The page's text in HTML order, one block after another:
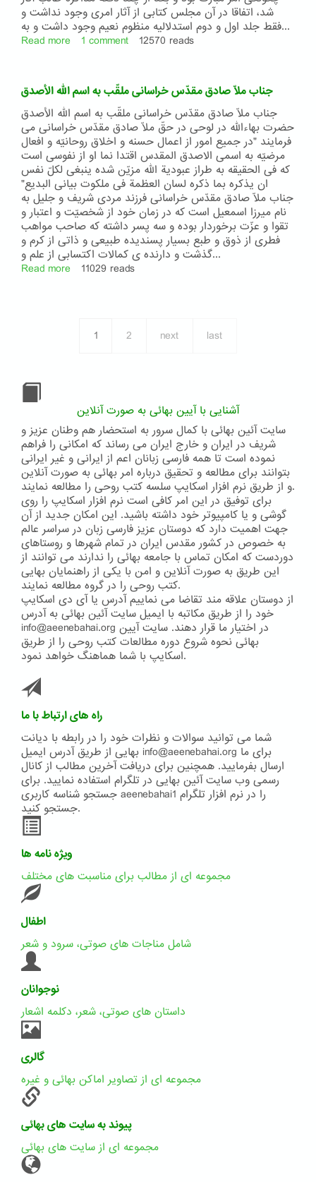
شد، اتفاقا در آن مجلس کتابی از آثار امری وجود نداشت و
فقط جلد اول و دوم استدلالیه منظوم نعیم وجود داشت و به...
Read more about
جناب
آقا
محمّد
نعیم
1 comment 12570 reads
جناب ملّا صادق مقدّس خراسانی ملقّب به اسم الله الأصدق
جناب ملّا صادق مقدّس خراسانی ملقّب به اسم الله الأصدق
حضرت بهاءالله در لوحی در حقّ ملّا صادق مقدّس خراسانی می
فرمایند "در جمیع امور از اعمال حسنه و اخلاق روحانیّه و افعال
مرضیّه به اسمی الاصدق المقدس اقتدا نما او از نفوسی است
که فی الحقیقه به طراز عبودیة الله مزیّن شده ینبغی لکلّ نفس
ان یذکره بما ذکره لسان العظمة فی ملکوت بیانی البدیع"
جناب ملّا صادق مقدّس خراسانی فرزند مردی شریف و جلیل به
نام میرزا اسمعیل است که در زمان خود از شخصیّت و اعتبار و
تقوا و عزّت برخوردار بوده و سه پسر داشته که صاحب مواهب
فطری از ذوق و طبع بسیار پسندیده طبیعی و ذاتی از کرم و
گذشت و دارنده ی کمالات اکتسابی از علم و...
Read more about
خراسانی
الأصدق
11029 reads
1 2 next last
آشنایی با آیین بهائی به صورت آنلاین
سایت آئین بهائی با کمال سرور به استحضار هم وطنان عزیز و
شریف در ایران و خارج ایران می رساند که امکانی را فراهم
نموده است تا همه فارسی زبانان اعم از ایرانی و غیر ایرانی
بتوانند برای مطالعه و تحقیق درباره امر بهائی به صورت آنلاین
و از طریق نرم افزار اسکایپ سلسه کتب روحی را مطالعه نمایند.
برای توفیق در این امر کافی است نرم افزار اسکایپ را روی
گوشی و یا کامپیوتر خود داشته باشید. این امکان جدید از آن
جهت اهمیت دارد که دوستان عزیز فارسی زبان در سراسر عالم
به خصوص در کشور مقدس ایران در تمام شهرها و روستاهای
دوردست که امکان تماس با جامعه بهائی را ندارند می توانند از
این طریق به صورت آنلاین و امن با یکی از راهنمایان بهایی
کتب روحی را در گروه مطالعه نمایند.
از دوستان علاقه مند تقاضا می نماییم آدرس یا آی دی اسکایپ
خود را از طریق مکاتبه با ایمیل سایت آئین بهائی به آدرس
info@aeenebahai.org در اختیار ما قرار دهند. سایت آیین
بهائی نحوه شروع دوره مطالعات کتب روحی را از طریق
اسکایپ با شما هماهنگ خواهد نمود.
راه های ارتباط با ما
شما می توانید سوالات و نظرات خود را در رابطه با دیانت
بهایی از طریق آدرس ایمیل info@aeenebahai.org برای ما
ارسال بفرمایید. همچنین برای دریافت آخرین مطالب از کانال
رسمی وب سایت آئین بهایی در تلگرام استفاده نمایید. برای
جستجو شناسه کاربری aeenebahai1 را در نرم افزار تلگرام
جستجو کنید.
ویژه نامه ها
مجموعه ای از مطالب برای مناسبت های مختلف
اطفال
شامل مناجات های صوتی، سرود و شعر
نوجوانان
داستان های صوتی، شعر، دکلمه اشعار
گالری
مجموعه ای از تصاویر اماکن بهائی و غیره
پیوند به سایت های بهائی
مجموعه ای از سایت های بهائی